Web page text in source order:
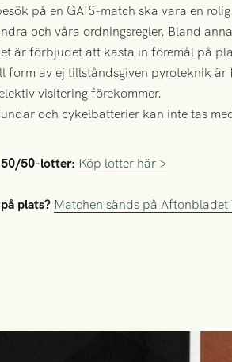
på en GAIS-match ska vara en
och våra ordningsregler. Bland
är förbjudet att kasta in föremål på
form av ej tillståndsgiven pyroteknik är
visitering förekommer.
och cykelbatterier kan inte tas
50/50-lotter: Köp lotter här >
plats? Matchen sänds på Aftonbladet